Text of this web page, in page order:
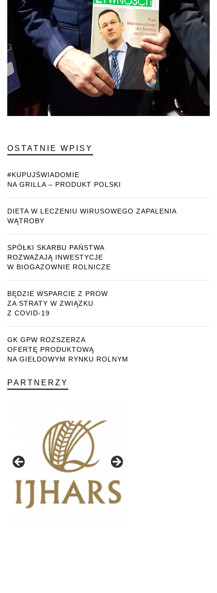
OSTATNIE WPISY
#KUPUJŚWIADOMIE
NA GRILLA – PRODUKT POLSKI
DIETA W LECZENIU WIRUSOWEGO ZAPALENIA
WĄTROBY
SPÓŁKI SKARBU PAŃSTWA
ROZWAŻAJĄ INWESTYCJE
W BIOGAZOWNIE ROLNICZE
BĘDZIE WSPARCIE Z PROW
ZA STRATY W ZWIĄZKU
Z COVID-19
GK GPW ROZSZERZA
OFERTĘ PRODUKTOWĄ
NA GIEŁDOWYM RYNKU ROLNYM
PARTNERZY